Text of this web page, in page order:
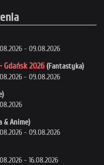
- 09.08.2026
2026 (Fantastyka)
- 09.08.2026
& Anime)
- 09.08.2026
- 16.08.2026